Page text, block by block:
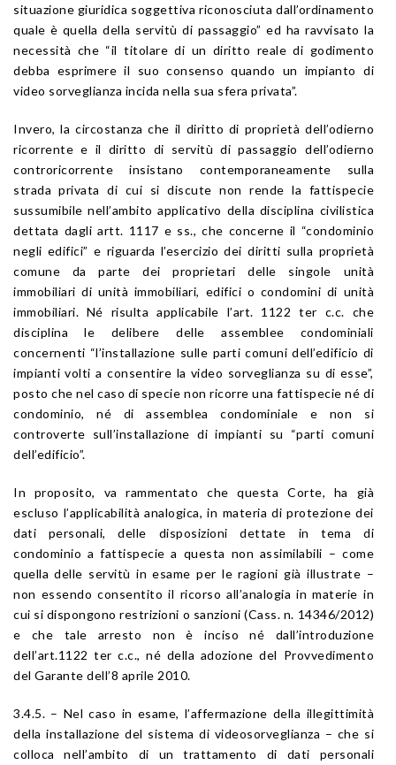
situazione giuridica soggettiva riconosciuta dall’ordinamento
quale è quella della servitù di passaggio” ed ha ravvisato la
necessità che “il titolare di un diritto reale di godimento
debba esprimere il suo consenso quando un impianto di
video sorveglianza incida nella sua sfera privata”.
Invero, la circostanza che il diritto di proprietà dell’odierno
ricorrente e il diritto di servitù di passaggio dell’odierno
controricorrente insistano contemporaneamente sulla
strada privata di cui si discute non rende la fattispecie
sussumibile nell’ambito applicativo della disciplina civilistica
dettata dagli artt. 1117 e ss., che concerne il “condominio
negli edifici” e riguarda l’esercizio dei diritti sulla proprietà
comune da parte dei proprietari delle singole unità
immobiliari di unità immobiliari, edifici o condomini di unità
immobiliari. Né risulta applicabile l’art. 1122 ter c.c. che
disciplina le delibere delle assemblee condominiali
concernenti “l’installazione sulle parti comuni dell’edificio di
impianti volti a consentire la video sorveglianza su di esse”,
posto che nel caso di specie non ricorre una fattispecie né di
condominio, né di assemblea condominiale e non si
controverte sull’installazione di impianti su “parti comuni
dell’edificio”.
In proposito, va rammentato che questa Corte, ha già
escluso l’applicabilità analogica, in materia di protezione dei
dati personali, delle disposizioni dettate in tema di
condominio a fattispecie a questa non assimilabili – come
quella delle servitù in esame per le ragioni già illustrate –
non essendo consentito il ricorso all’analogia in materie in
cui si dispongono restrizioni o sanzioni (Cass. n. 14346/2012)
e che tale arresto non è inciso né dall’introduzione
dell’art.1122 ter c.c., né della adozione del Provvedimento
del Garante dell’8 aprile 2010.
3.4.5. – Nel caso in esame, l’affermazione della illegittimità
della installazione del sistema di videosorveglianza – che si
colloca nell’ambito di un trattamento di dati personali